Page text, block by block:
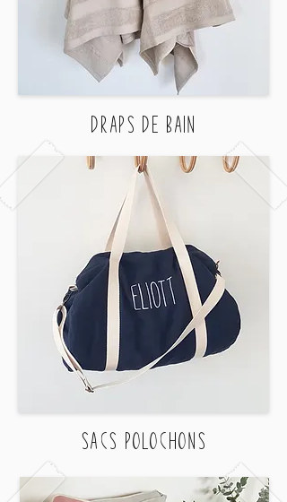
DRAPS DE BAIN
SACS POLOCHONS